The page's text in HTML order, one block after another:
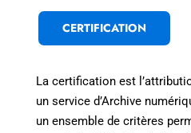
CERTIFICATION
La certification est
un service d’Archive
un ensemble de critères